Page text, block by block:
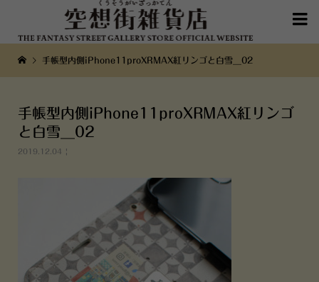

手帳型内側iPhone11proXRMAX紅リンゴと白雪__02
手帳型内側iPhone11proXRMAX紅リンゴ
と白雪__02
2019.12.04